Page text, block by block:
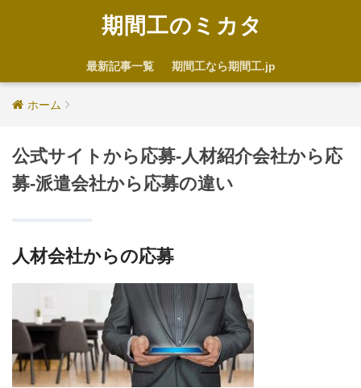
期間工のミカタ
最新記事一覧 期間工なら期間工.jp
ホーム
公式サイトから応募-人材紹介会社から応
募-派遣会社から応募の違い
人材会社からの応募